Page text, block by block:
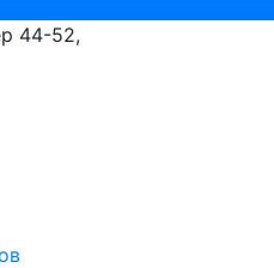
44-52,